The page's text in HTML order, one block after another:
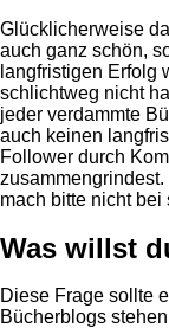
Glücklicherweise
auch ganz schön,
langfristigen Erfolg
schlichtweg nicht
jeder verdammte
auch keinen
Follower durch
mach bitte nicht
Was willst
Diese Frage sollte
Bücherblogs